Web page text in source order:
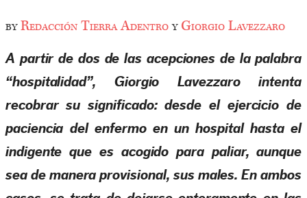
byRedacción Tierra AdentroyGiorgio Lavezzaro
A partir de dos de las acepciones de la palabra
“hospitalidad”, Giorgio Lavezzaro intenta
recobrar su significado: desde el ejercicio de
paciencia del enfermo en un hospital hasta el
indigente que es acogido para paliar, aunque
sea de manera provisional, sus males. En ambos